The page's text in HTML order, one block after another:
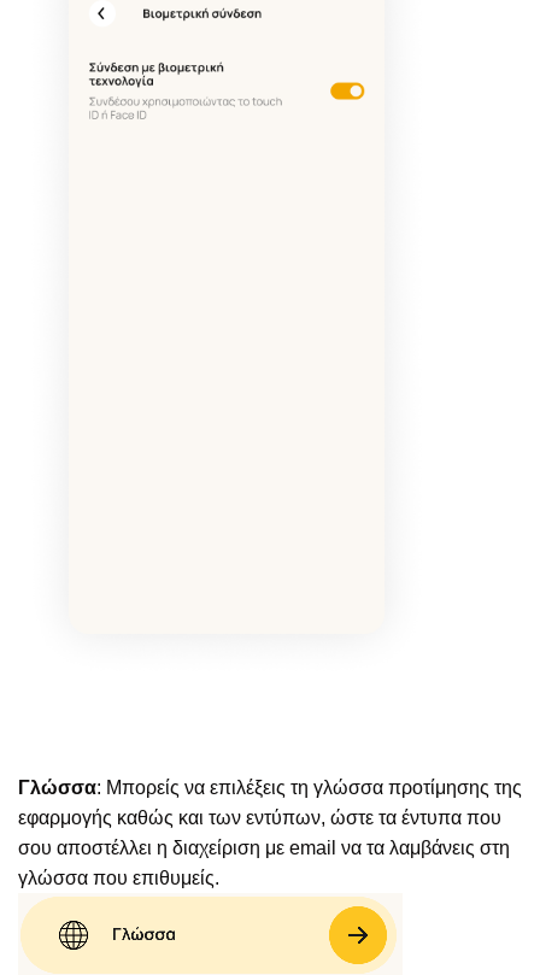
Γλώσσα: Μπορείς να επιλέξεις τη γλώσσα προτίμησης της
εφαρμογής καθώς και των εντύπων, ώστε τα έντυπα που
σου αποστέλλει η διαχείριση με email να τα λαμβάνεις στη
γλώσσα που επιθυμείς.